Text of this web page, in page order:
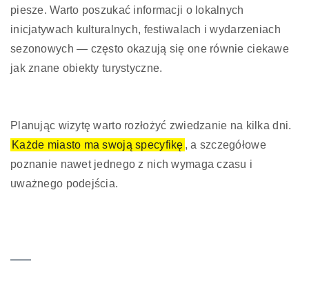
piesze. Warto poszukać informacji o lokalnych
inicjatywach kulturalnych, festiwalach i wydarzeniach
sezonowych — często okazują się one równie ciekawe
jak znane obiekty turystyczne.
Planując wizytę warto rozłożyć zwiedzanie na kilka dni.
Każde miasto ma swoją specyfikę , a szczegółowe
poznanie nawet jednego z nich wymaga czasu i
uważnego podejścia.